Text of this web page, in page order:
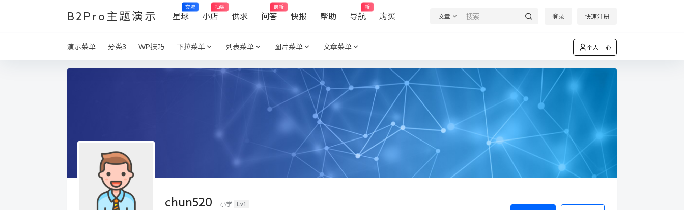
B2Pro主题演示 星球
交流
小店
抽奖
供求 问答
最新
快报 帮助 导航
新
购买 文章 登录 快速注册
演示菜单 分类3 WP技巧 下拉菜单 列表菜单 图片菜单 文章菜单 个人中心
chun520 小学 Lv1